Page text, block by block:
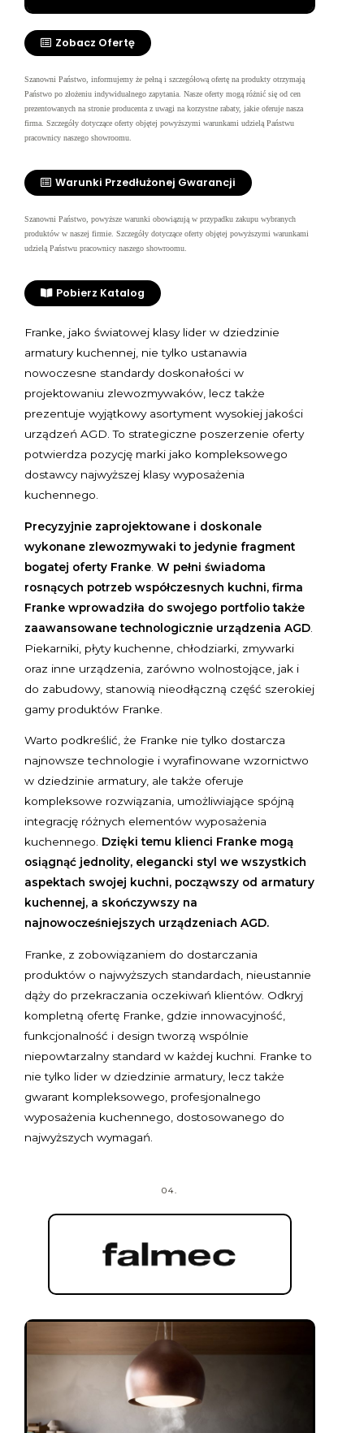
Zobacz Ofertę
Szanowni Państwo, informujemy że pełną i szczegółową ofertę na produkty otrzymają
Państwo po złożeniu indywidualnego zapytania. Nasze oferty mogą różnić się od cen
prezentowanych na stronie producenta z uwagi na korzystne rabaty, jakie oferuje nasza
firma. Szczegóły dotyczące oferty objętej powyższymi warunkami udzielą Państwu
pracownicy naszego showroomu.
Warunki Przedłużonej Gwarancji
Szanowni Państwo, powyższe warunki obowiązują w przypadku zakupu wybranych
produktów w naszej firmie. Szczegóły dotyczące oferty objętej powyższymi warunkami
udzielą Państwu pracownicy naszego showroomu.
Pobierz Katalog
Franke, jako światowej klasy lider w dziedzinie
armatury kuchennej, nie tylko ustanawia
nowoczesne standardy doskonałości w
projektowaniu zlewozmywaków, lecz także
prezentuje wyjątkowy asortyment wysokiej jakości
urządzeń AGD. To strategiczne poszerzenie oferty
potwierdza pozycję marki jako kompleksowego
dostawcy najwyższej klasy wyposażenia
kuchennego.
Precyzyjnie zaprojektowane i doskonale
wykonane zlewozmywaki to jedynie fragment
bogatej oferty Franke W pełni świadoma
rosnących potrzeb współczesnych kuchni, firma
Franke wprowadziła do swojego portfolio także
zaawansowane technologicznie urządzenia AGD
Piekarniki, płyty kuchenne, chłodziarki, zmywarki
oraz inne urządzenia, zarówno wolnostojące, jak i
do zabudowy, stanowią nieodłączną część szerokiej
gamy produktów Franke.
Warto podkreślić, że Franke nie tylko dostarcza
najnowsze technologie i wyrafinowane wzornictwo
w dziedzinie armatury, ale także oferuje
kompleksowe rozwiązania, umożliwiające spójną
integrację różnych elementów wyposażenia
kuchennego. Dzięki temu klienci Franke mogą
osiągnąć jednolity, elegancki styl we wszystkich
aspektach swojej kuchni, począwszy od armatury
kuchennej, a skończywszy na
najnowocześniejszych urządzeniach AGD.
Franke, z zobowiązaniem do dostarczania
produktów o najwyższych standardach, nieustannie
dąży do przekraczania oczekiwań klientów. Odkryj
kompletną ofertę Franke, gdzie innowacyjność,
funkcjonalność i design tworzą wspólnie
niepowtarzalny standard w każdej kuchni. Franke to
nie tylko lider w dziedzinie armatury, lecz także
gwarant kompleksowego, profesjonalnego
wyposażenia kuchennego, dostosowanego do
najwyższych wymagań.
04.